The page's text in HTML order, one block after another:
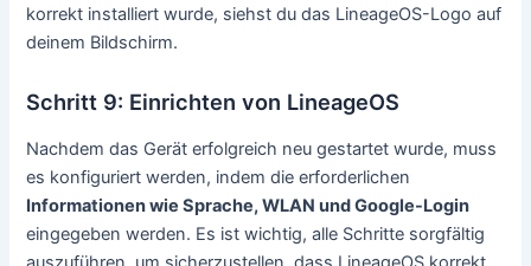
korrekt installiert wurde, siehst du das LineageOS-Logo auf
deinem Bildschirm.
Schritt 9: Einrichten von LineageOS
Nachdem das Gerät erfolgreich neu gestartet wurde, muss
es konfiguriert werden, indem die erforderlichen
Informationen wie Sprache, WLAN und Google-Login
eingegeben werden. Es ist wichtig, alle Schritte sorgfältig